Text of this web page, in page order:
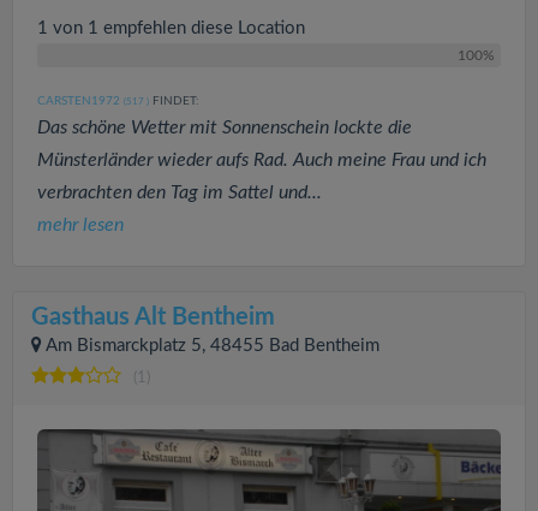
1 von 1 empfehlen diese Location
100%
CARSTEN1972 (517 ) FINDET:
Das schöne Wetter mit Sonnenschein lockte die
Münsterländer wieder aufs Rad. Auch meine Frau und ich
verbrachten den Tag im Sattel und...
mehr lesen
Gasthaus Alt Bentheim
Am Bismarckplatz 5, 48455 Bad Bentheim
(1)